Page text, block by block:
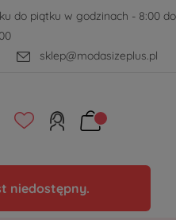
do piątku w godzinach - 8:00 do
sklep@modasizeplus.pl
niedostępny.